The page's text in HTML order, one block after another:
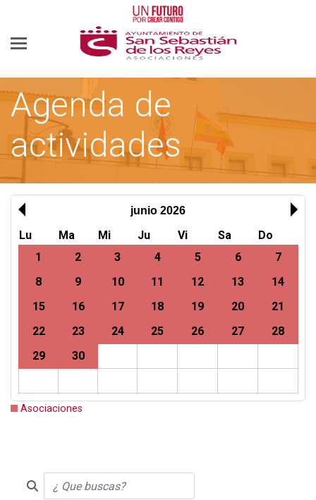
Agenda de
actividades
junio 2026
Lu Ma Mi Ju Vi Sa
Do
1
2 3 4 5 6
7
8
9 10 11 12 13
14
15
16 17 18 19 20
21
22
23 24 25 26 27
28
29
30
Asociaciones